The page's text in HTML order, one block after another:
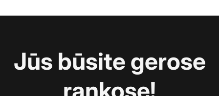
Jūs būsite gerose